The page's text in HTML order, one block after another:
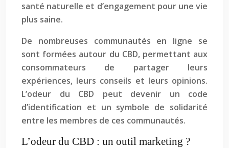
santé naturelle et d’engagement pour une vie
plus saine.
De nombreuses communautés en ligne se
sont formées autour du CBD, permettant aux
consommateurs de partager leurs
expériences, leurs conseils et leurs opinions.
L’odeur du CBD peut devenir un code
d’identification et un symbole de solidarité
entre les membres de ces communautés.
L’odeur du CBD : un outil marketing ?